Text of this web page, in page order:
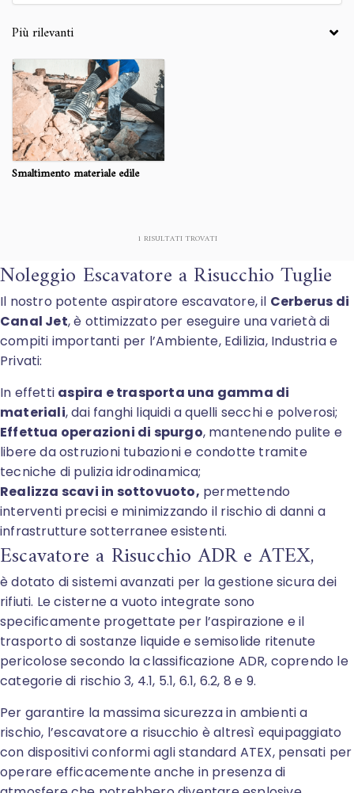
Smaltimento materiale edile
1 RISULTATI TROVATI
Noleggio Escavatore a Risucchio Tuglie
Il nostro potente aspiratore escavatore, il Cerberus di
Canal Jet, è ottimizzato per eseguire una varietà di
compiti importanti per l’Ambiente, Edilizia, Industria e
Privati:
In effetti aspira e trasporta una gamma di
materiali, dai fanghi liquidi a quelli secchi e polverosi;
Effettua operazioni di spurgo, mantenendo pulite e
libere da ostruzioni tubazioni e condotte tramite
tecniche di pulizia idrodinamica;
Realizza scavi in sottovuoto, permettendo
interventi precisi e minimizzando il rischio di danni a
infrastrutture sotterranee esistenti.
Escavatore a Risucchio ADR e ATEX,
è dotato di sistemi avanzati per la gestione sicura dei
rifiuti. Le cisterne a vuoto integrate sono
specificamente progettate per l’aspirazione e il
trasporto di sostanze liquide e semisolide ritenute
pericolose secondo la classificazione ADR, coprendo le
categorie di rischio 3, 4.1, 5.1, 6.1, 6.2, 8 e 9.
Per garantire la massima sicurezza in ambienti a
rischio, l’escavatore a risucchio è altresì equipaggiato
con dispositivi conformi agli standard ATEX, pensati per
operare efficacemente anche in presenza di